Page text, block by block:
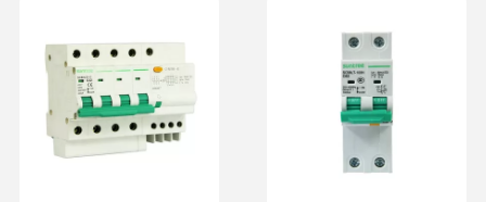
MCB-Leistungsschalter
Geformter Fall-Leistungsschalter
Wechselstrom-Leistungsschalter